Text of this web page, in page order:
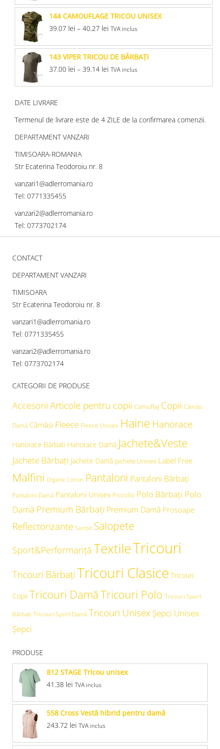
144 CAMOUFLAGE TRICOU UNISEX
39.07 lei – 40.27 lei TVA inclus
143 VIPER TRICOU DE BĂRBAŢI
37.00 lei – 39.14 lei TVA inclus
DATE LIVRARE
Termenul de livrare este de 4 ZILE de la confirmarea comenzii.
DEPARTAMENT VANZARI
TIMISOARA-ROMANIA
Str Ecaterina Teodoroiu nr. 8
vanzari1@adlerromania.ro
Tel: 0771335455
vanzari2@adlerromania.ro
Tel: 0773702174
CONTACT
DEPARTAMENT VANZARI
TIMISOARA
Str Ecaterina Teodoroiu nr. 8
vanzari1@adlerromania.ro
Tel: 0771335455
vanzari2@adlerromania.ro
Tel: 0773702174
CATEGORII DE PRODUSE
Accesorii Articole pentru copii Camuflaj Copii Cămăşi
Damă Cămăși Fleece Fleece Unisex Haine Hanorace
Hanorace Bărbați Hanorace Damă Jachete&Veste
Jachete Bărbați Jachete Damă Jachete Unisex Label Free
Malfini Organic Cotton Pantaloni Pantaloni Bărbați
Pantaloni Damă Pantaloni Unisex Piccolio Polo Bărbați Polo
Damă Premium Bărbați Premium Damă Prosoape
Reflectorizante Sacoșe Salopete
Sport&Performanță TextileTricouri
Tricouri BărbațiTricouri Clasice Tricouri
Copii Tricouri Damă Tricouri Polo Tricouri Sport
Bărbați Tricouri Sport Damă Tricouri Unisex Şepci Unisex
Șepci
PRODUSE
812 STAGE Tricou unisex
41.38 lei TVA inclus
558 Cross Vestă hibrid pentru damă
243.72 lei TVA inclus